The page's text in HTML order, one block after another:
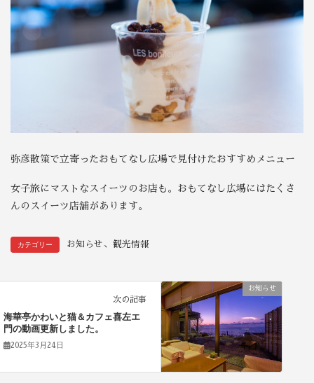
弥彦散策で立寄ったおもてなし広場で見付けたおすすめメニュー
女子旅にマストなスイーツのお店も。おもてなし広場にはたくさ
んのスイーツ店舗があります。
カテゴリー お知らせ、 観光情報
お知らせ
次の記事
海華亭かわいと猫＆カフェ喜左エ
門の動画更新しました。
2025年3月24日